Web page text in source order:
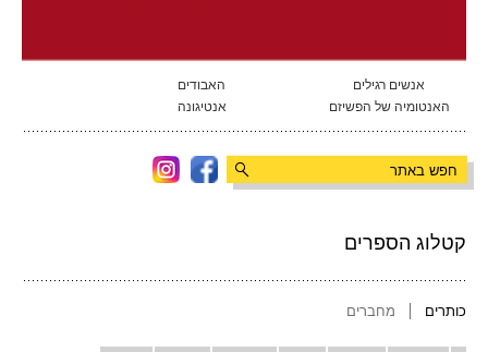
קטלוג הספרים
כותרים מחברים
אנשים רגילים
האבודים
האנטומיה של הפשיזם
אנטיגונה